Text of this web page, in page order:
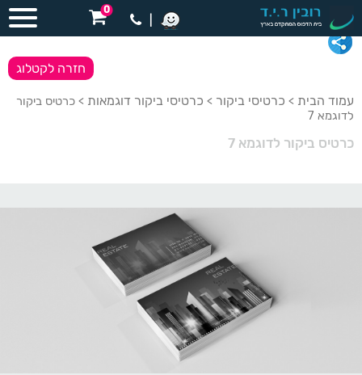
0
עמוד הבית > כרטיסי ביקור > כרטיסי ביקור דוגמאות > כרטיס ביקור
לדוגמא 7
כרטיס ביקור לדוגמא 7
חזרה לקטלוג